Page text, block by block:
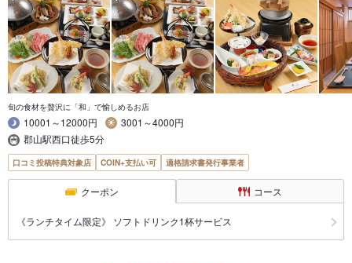
旬の食材を贅沢に「和」で愉しめるお店
10001～12000円
3001～4000円
郡山駅西口徒歩5分
口コミ投稿特典対象店 COIN+支払い可 適格請求書発行事業者
クーポン コース
《ランチタイム限定》 ソフトドリンク1杯サービス